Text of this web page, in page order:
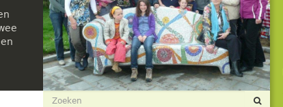
Zoekveld